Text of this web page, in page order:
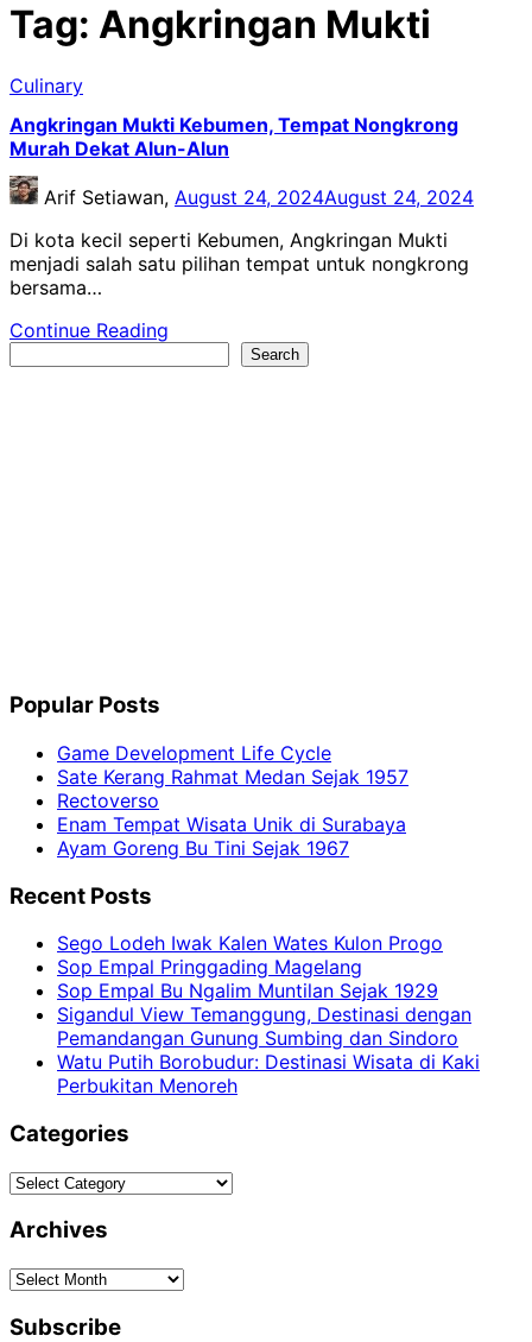
Tag: Angkringan Mukti
Culinary
Angkringan Mukti Kebumen, Tempat Nongkrong
Murah Dekat Alun-Alun
Arif Setiawan, August 24, 2024August 24, 2024
Di kota kecil seperti Kebumen, Angkringan Mukti
menjadi salah satu pilihan tempat untuk nongkrong
bersama…
Continue Reading
Search
Popular Posts
Game Development Life Cycle
Sate Kerang Rahmat Medan Sejak 1957
Rectoverso
Enam Tempat Wisata Unik di Surabaya
Ayam Goreng Bu Tini Sejak 1967
Recent Posts
Sego Lodeh Iwak Kalen Wates Kulon Progo
Sop Empal Pringgading Magelang
Sop Empal Bu Ngalim Muntilan Sejak 1929
Sigandul View Temanggung, Destinasi dengan
Pemandangan Gunung Sumbing dan Sindoro
Watu Putih Borobudur: Destinasi Wisata di Kaki
Perbukitan Menoreh
Categories
Categories
Archives
Archives
Subscribe